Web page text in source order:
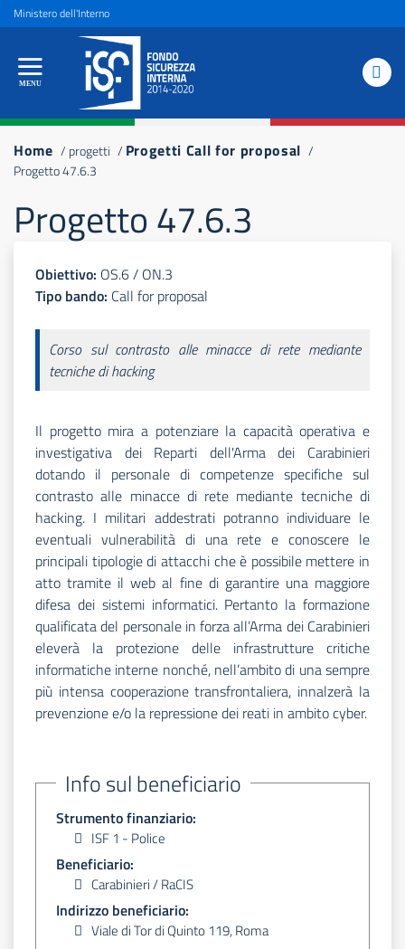
Salta
al
contenuto
principale
Top
Menu
Ministero dell'Interno
Briciole
di
pane
Home progetti Progetti Call for proposal
Progetto 47.6.3
Progetto 47.6.3
Obiettivo: OS.6/ ON.3
Tipo bando: Call for proposal
Corso sul contrasto alle minacce di rete mediante
tecniche di hacking
Il progetto mira a potenziare la capacità operativa e
investigativa dei Reparti dell'Arma dei Carabinieri
dotando il personale di competenze specifiche sul
contrasto alle minacce di rete mediante tecniche di
hacking. I militari addestrati potranno individuare le
eventuali vulnerabilità di una rete e conoscere le
principali tipologie di attacchi che è possibile mettere in
atto tramite il web al fine di garantire una maggiore
difesa dei sistemi informatici. Pertanto la formazione
qualificata del personale in forza all’Arma dei Carabinieri
eleverà la protezione delle infrastrutture critiche
informatiche interne nonché, nell’ambito di una sempre
più intensa cooperazione transfrontaliera, innalzerà la
prevenzione e/o la repressione dei reati in ambito cyber.
Info sul beneficiario
Strumento finanziario:
ISF 1 - Police
Beneficiario:
Carabinieri / RaCIS
Indirizzo beneficiario:
Viale di Tor di Quinto 119, Roma